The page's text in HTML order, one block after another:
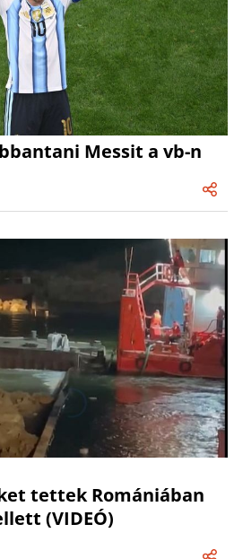
Messit a vb-n
tettek Romániában
(VIDEÓ)